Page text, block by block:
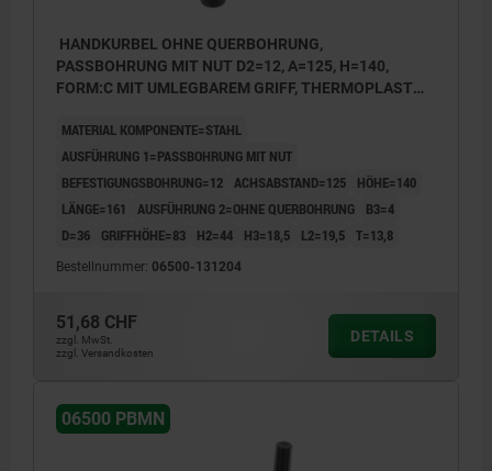
HANDKURBEL OHNE QUERBOHRUNG,
PASSBOHRUNG MIT NUT D2=12, A=125, H=140,
FORM:C MIT UMLEGBAREM GRIFF, THERMOPLAST
MATERIAL KOMPONENTE=STAHL
AUSFÜHRUNG 1=PASSBOHRUNG MIT NUT
BEFESTIGUNGSBOHRUNG=12
ACHSABSTAND=125
HÖHE=140
LÄNGE=161
AUSFÜHRUNG 2=OHNE QUERBOHRUNG
B3=4
D=36
GRIFFHÖHE=83 H2=44 H3=18,5 L2=19,5 T=13,8
Bestellnummer: 06500-131204
51,68 CHF
zzgl. MwSt.
zzgl. Versandkosten
DETAILS
06500 PBMN